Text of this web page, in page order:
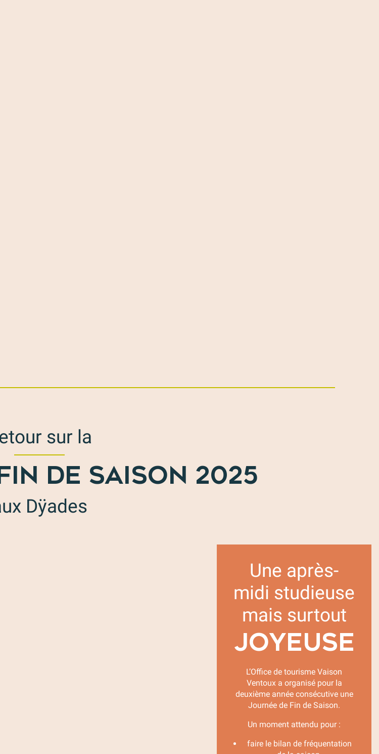
sur la
DE SAISON 2025
Dÿades
Une après-
midi studieuse
mais surtout
JOYEUSE
L’Office de tourisme Vaison
Ventoux a organisé pour la
deuxième année consécutive une
Journée de Fin de Saison.
Un moment attendu pour :
faire le bilan de fréquentation